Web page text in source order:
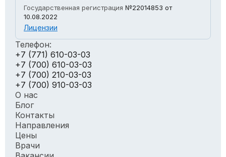
Государственная регистрация №22014853 от
10.08.2022
Лицензии
Телефон:
+7 (771) 610-03-03
+7 (700) 610-03-03
+7 (700) 210-03-03
+7 (700) 910-03-03
О нас
Блог
Контакты
Направления
Цены
Врачи